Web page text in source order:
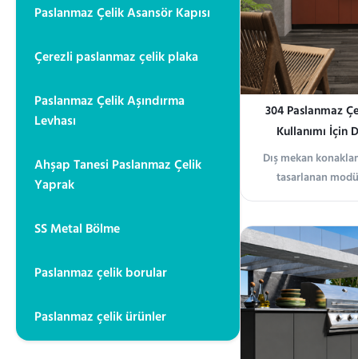
Paslanmaz Çelik Asansör Kapısı
Çerezli paslanmaz çelik plaka
Paslanmaz Çelik Aşındırma
Levhası
Ahşap Tanesi Paslanmaz Çelik
Yaprak
SS Metal Bölme
Paslanmaz çelik borular
Paslanmaz çelik ürünler
304 Paslanmaz
Kullanımı İçin
Dış mekan
tasarlanan
mutfağı, nemli
sağlayan birinci